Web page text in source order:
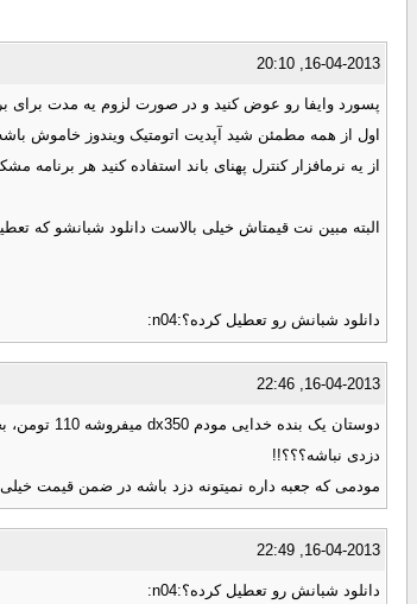
16-04-2013, 20:10
پسورد وایفا رو عوض کنید و در صورت لزوم یه مدت برای
اول از همه مطمئن شید آپدیت اتومتیک ویندوز خاموش
از یه نرمافزار کنترل پهنای باند استفاده کنید هر
البته مبین نت قیمتاش خیلی بالاست دانلود شبانشو که
دانلود شبانش رو تعطیل کرده؟:n04:
16-04-2013, 22:46
دوستان یک بنده خدایی مودم dx350 میفروشه 110 تومن، بخرم؟؟؟؟؟؟؟؟
دزدی نباشه؟؟؟!!
مودمی که جعبه داره نمیتونه دزد باشه در ضمن قیمت
16-04-2013, 22:49
دانلود شبانش رو تعطیل کرده؟:n04: